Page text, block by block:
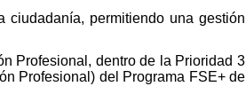
ciudadanía, permitiendo una gestión
Profesional, dentro de la Prioridad 3
Profesional) del Programa FSE+ de